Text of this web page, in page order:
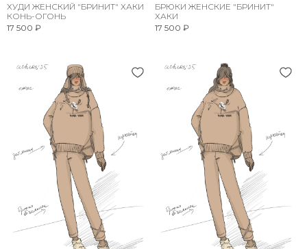
ХУДИ ЖЕНСКИЙ "БРИНИТ" ХАКИ
КОНЬ-ОГОНЬ
17 500 ₽
БРЮКИ ЖЕНСКИЕ "БРИНИТ"
ХАКИ
17 500 ₽